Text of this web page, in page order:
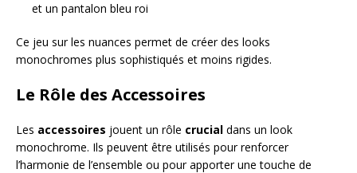
et un pantalon bleu roi
Ce jeu sur les nuances permet de créer des looks
monochromes plus sophistiqués et moins rigides.
Le Rôle des Accessoires
Les accessoires jouent un rôle crucial dans un look
monochrome. Ils peuvent être utilisés pour renforcer
l’harmonie de l’ensemble ou pour apporter une touche de